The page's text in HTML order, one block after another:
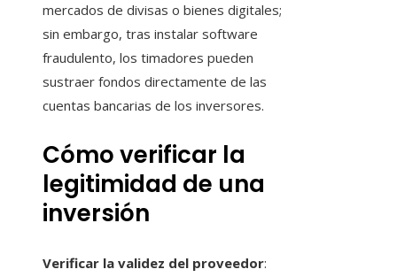
mercados de divisas o bienes digitales;
sin embargo, tras instalar software
fraudulento, los timadores pueden
sustraer fondos directamente de las
cuentas bancarias de los inversores.
Cómo verificar la
legitimidad de una
inversión
Verificar la validez del proveedor: